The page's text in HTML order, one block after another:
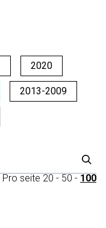
2020
2013-2009
Pro seite 20 - 50 - 100